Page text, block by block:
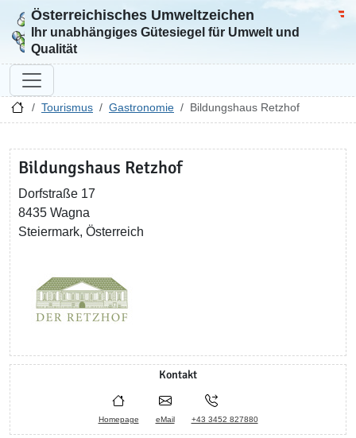
Zur Startseite
Österreichisches Umweltzeichen
Ihr unabhängiges Gütesiegel für Umwelt und
Qualität
Tourismus Gastronomie Bildungshaus Retzhof
Bildungshaus Retzhof
Dorfstraße 17
8435 Wagna
Steiermark, Österreich
Kontakt
Homepage eMail +43 3452 827880